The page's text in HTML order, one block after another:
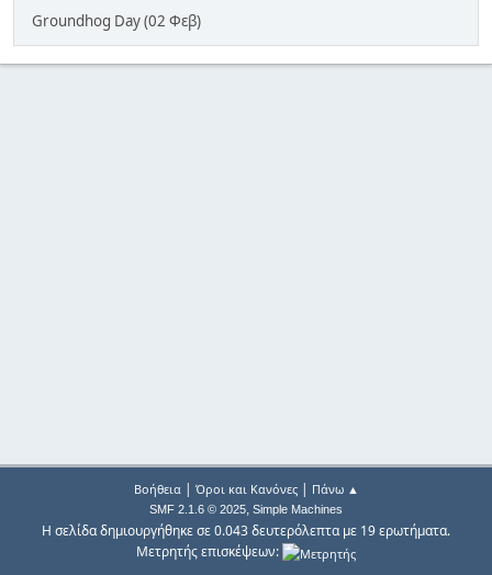
Groundhog Day (02 Φεβ)
Βοήθεια| Όροι και Κανόνες| Πάνω ▲
SMF 2.1.6 © 2025, Simple Machines
Η σελίδα δημιουργήθηκε σε 0.043 δευτερόλεπτα με 19 ερωτήματα.
Μετρητής επισκέψεων: